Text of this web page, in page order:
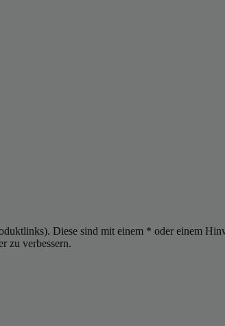
Diese sind mit einem * oder einem
zu verbessern.